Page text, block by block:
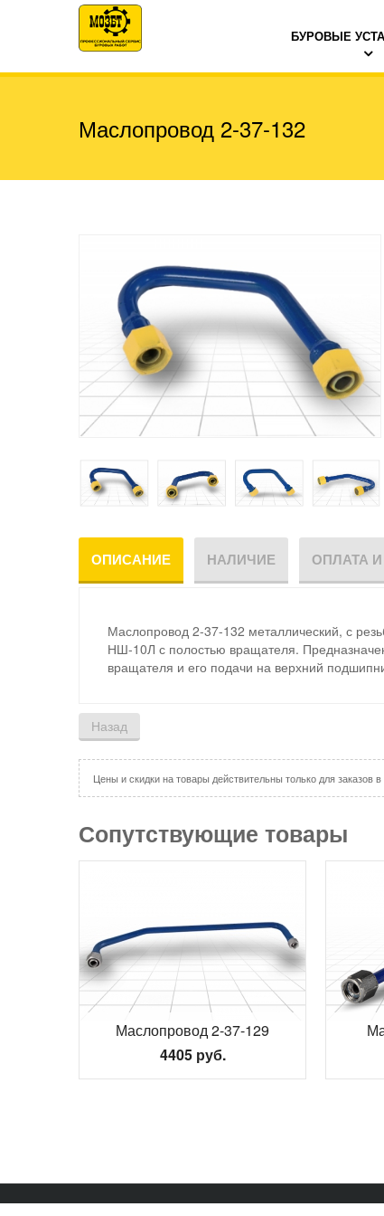
БУРОВЫЕ
Маслопровод 2-37-132
ОПИСАНИЕ НАЛИЧИЕ ОПЛАТА
Маслопровод 2-37-132 металлический, с
НШ-10Л с полостью вращателя.
вращателя и его подачи на верхний
Цены и скидки на товары действительны только для заказов
Сопутствующие товары
Маслопровод 2-37-129
4405 руб.